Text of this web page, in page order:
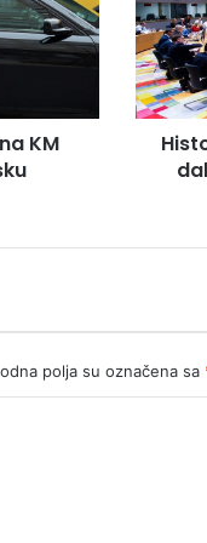
KM
Evropsko
vijeće
dalo
"zeleno
svjetlo"
otvaranje
polja su označena sa